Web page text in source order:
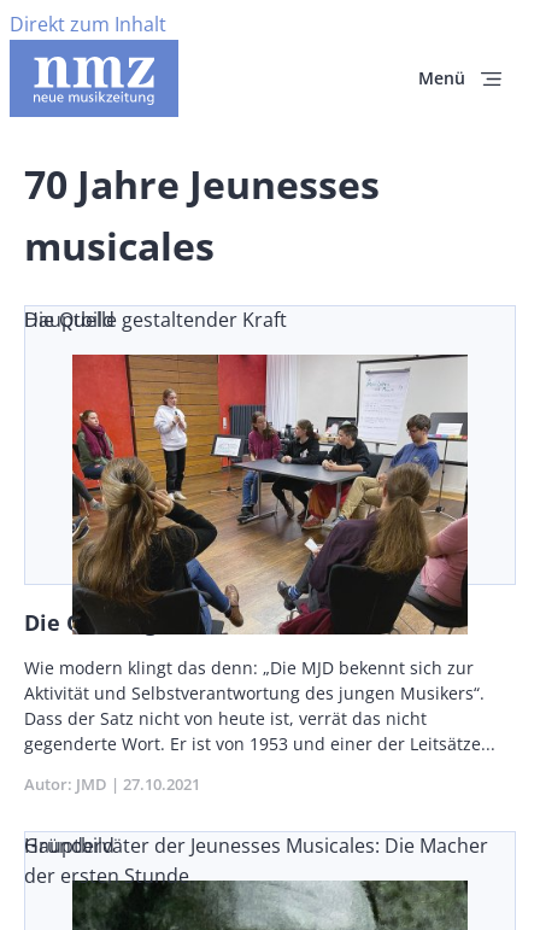
Direkt zum Inhalt
Menü
70 Jahre Jeunesses
musicales
Die Quelle gestaltender Kraft
Hauptbild
Die Quelle gestaltender Kraft
Body
Wie modern klingt das denn: „Die MJD bekennt sich zur
Aktivität und Selbstverantwortung des jungen Musikers“.
Dass der Satz nicht von heute ist, verrät das nicht
gegenderte Wort. Er ist von 1953 und einer der Leitsätze...
Autor JMD Publikationsdatum
27.10.2021
Gründerväter der Jeunesses Musicales: Die Macher
der ersten Stunde
Hauptbild